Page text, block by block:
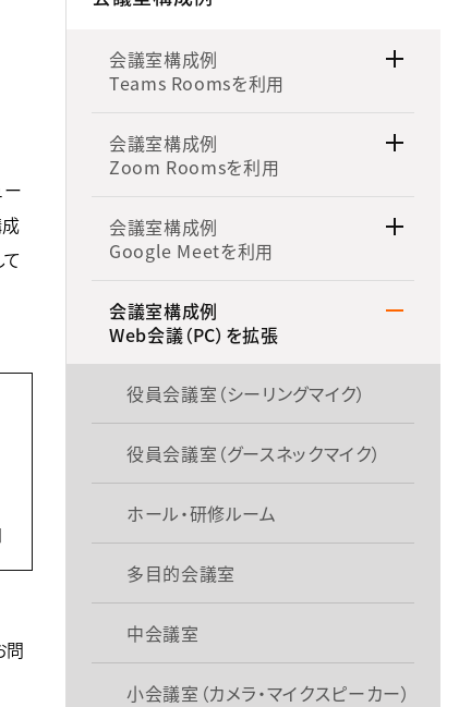
問
会議室構成例
Teams Roomsを利用
会議室構成例
Zoom Roomsを利用
会議室構成例
Google Meetを利用
会議室構成例
Web会議（PC）を拡張
役員会議室（シーリングマイク）
役員会議室（グースネックマイク）
ホール・研修ルーム
多目的会議室
中会議室
小会議室（カメラ・マイクスピーカー）